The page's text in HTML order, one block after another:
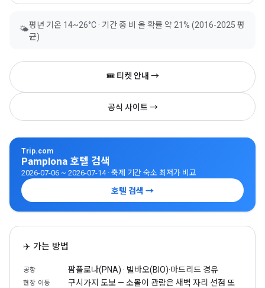
🌤평년 기온 14~26°C · 기간 중 비 올 확률 약 21% (2016-2025 평
균)
🎟 티켓 안내 →
공식 사이트 →
Trip.com
Pamplona 호텔 검색
2026-07-06 ~ 2026-07-14 · 축제 기간 숙소 최저가 비교
호텔 검색 →
✈️ 가는 방법
공항 팜플로나(PNA) · 빌바오(BIO)·마드리드 경유
현장 이동
구시가지 도보 — 소몰이 관람은 새벽 자리 선점 또